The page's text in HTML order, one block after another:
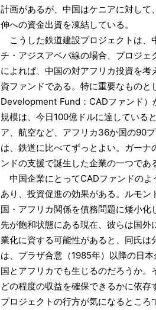
計画があるが、中国はケニアに対し
伸への資金出資を凍結している。
こうした鉄道建設プロジェクトは、
チ・アジスアベバ線の場合、プロジ
によれば、中国の対アフリカ投資を
資ファンドである。特に重要なもの
Development Fund：CADファンド）
規模は、今日100億ドルに達している
ア、航空など、アフリカ36か国の90
は、鉄道に比べてずっとよい。ガー
ンドの支援で誕生した企業の一つであ
中国企業にとってCADファンドのよ
あり、投資促進の効果がある。ルモ
国・アフリカ関係を債務問題に矮小
先が飽和状態にある現在、彼らは国
業化に資する可能性があると、同氏
は、プラザ合意（1985年）以降の日
国とアフリカでも生じるのだろうか
どの程度の収益を確保できるかに依
プロジェクトの行方が気になるところ